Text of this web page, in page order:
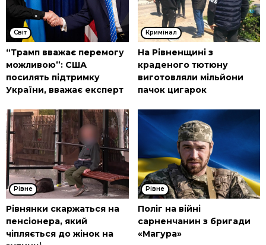
Cвіт
“Трамп вважає перемогу
можливою”: США
посилять підтримку
України, вважає експерт
Кримінал
На Рівненщині з
краденого тютюну
виготовляли мільйони
пачок цигарок
Рівне
Рівнянки скаржаться на
пенсіонера, який
чіпляється до жінок на
Рівне
Поліг на війні
сарненчанин з бригади
«Магура»